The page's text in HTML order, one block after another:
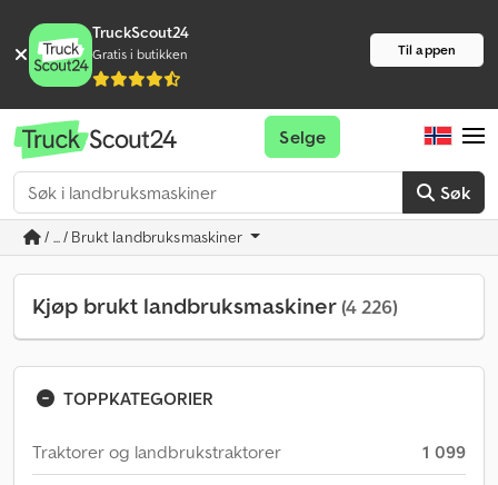
TruckScout24
Gratis i butikken Til appen
Søk
Selge
/ ... / Brukt landbruksmaskiner
Kjøp brukt landbruksmaskiner(4 226)
TOPPKATEGORIER
Traktorer og landbrukstraktorer 1 099